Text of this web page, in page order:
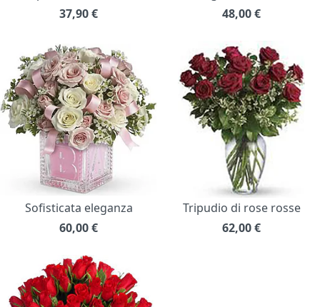
37,90€
48,00€
Sofisticata eleganza
60,00€
Tripudio di rose rosse
62,00€